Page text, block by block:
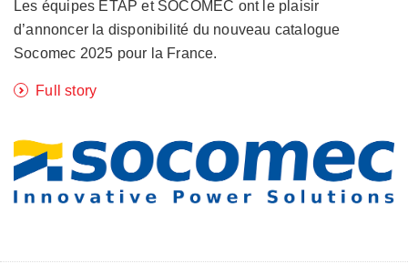
Les équipes ETAP et SOCOMEC ont le plaisir
d’annoncer la disponibilité du nouveau catalogue
Socomec 2025 pour la France.
Full story